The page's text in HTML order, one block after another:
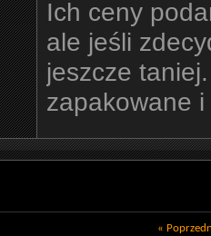
Ich ceny
ale jeśli
jeszcze
zapakowane
«